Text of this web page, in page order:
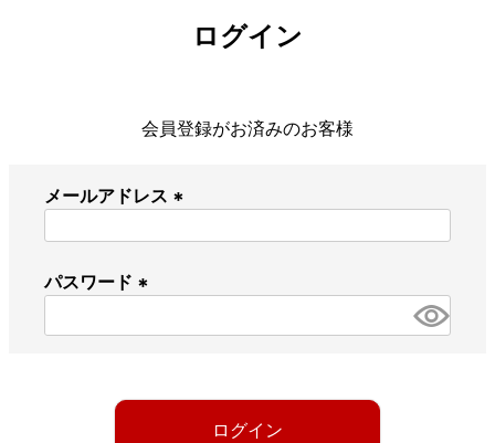
ログイン
会員登録がお済みのお客様
メールアドレス
パスワード
必
ログイン